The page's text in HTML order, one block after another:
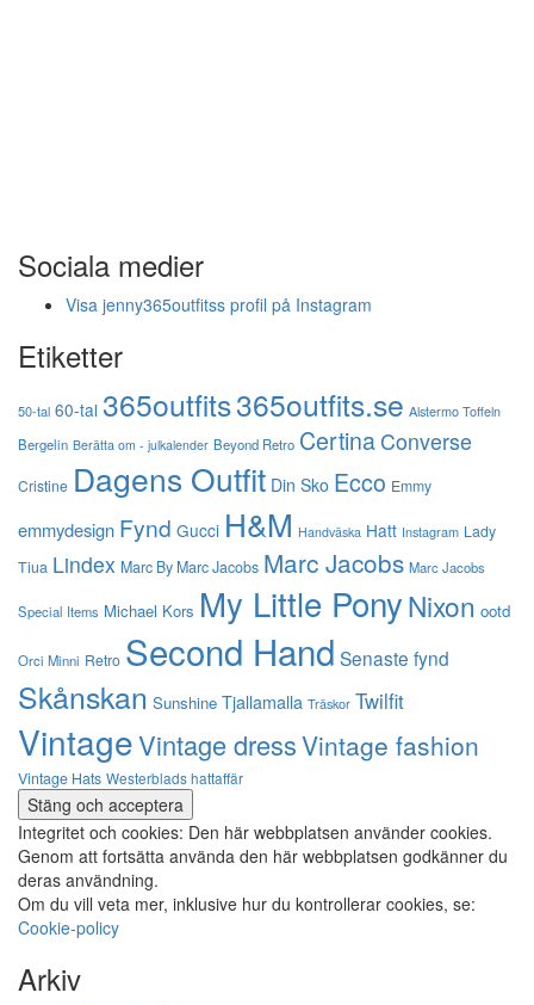
Sociala medier
Visa jenny365outfitss profil på Instagram
Etiketter
50-tal 60-tal 365outfits365outfits.se Alstermo Toffeln
Bergelin Berätta om - julkalender Beyond Retro CertinaConverse
Cristine Dagens Outfit Din Sko Ecco Emmy
emmydesign Fynd Gucci H&M Handväska Hatt Instagram Lady
Tiua Lindex Marc By Marc Jacobs Marc Jacobs Marc Jacobs
Special Items Michael Kors My Little PonyNixon ootd
Orci Minni Retro Second Hand Senaste fynd
Skånskan Sunshine Tjallamalla Träskor Twilfit
VintageVintage dressVintage fashion
Vintage Hats Westerblads hattaffär
Integritet och cookies: Den här webbplatsen använder cookies.
Genom att fortsätta använda den här webbplatsen godkänner du
deras användning.
Om du vill veta mer, inklusive hur du kontrollerar cookies, se:
Cookie-policy
Arkiv